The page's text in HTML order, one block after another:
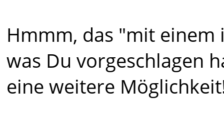
Hmmm, das "mit einem
was Du vorgeschlagen
eine weitere